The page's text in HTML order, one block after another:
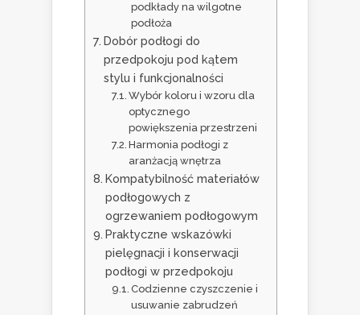
podkłady na wilgotne
podłoża
Dobór podłogi do
przedpokoju pod kątem
stylu i funkcjonalności
Wybór koloru i wzoru dla
optycznego
powiększenia przestrzeni
Harmonia podłogi z
aranżacją wnętrza
Kompatybilność materiałów
podłogowych z
ogrzewaniem podłogowym
Praktyczne wskazówki
pielęgnacji i konserwacji
podłogi w przedpokoju
Codzienne czyszczenie i
usuwanie zabrudzeń